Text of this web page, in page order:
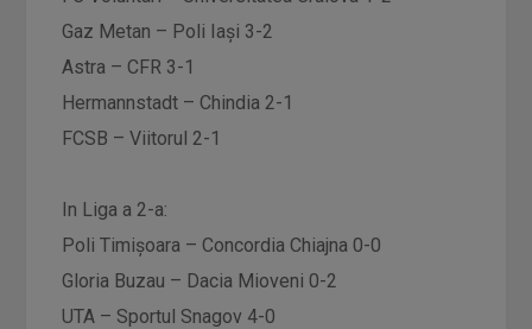
Gaz Metan – Poli Iași 3-2
Astra – CFR 3-1
Hermannstadt – Chindia 2-1
FCSB – Viitorul 2-1
In Liga a 2-a:
Poli Timişoara – Concordia Chiajna 0-0
Gloria Buzau – Dacia Mioveni 0-2
UTA – Sportul Snagov 4-0